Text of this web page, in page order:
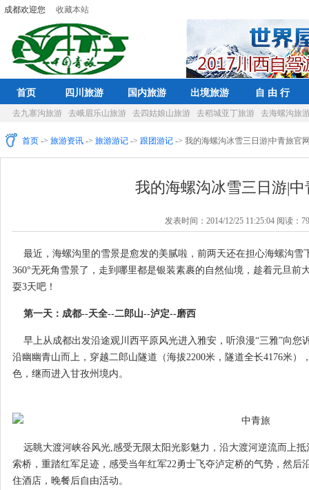
成都欢迎您 收藏本站
首页 四川旅游 国内旅游 出境旅游 自 由 行
去九寨沟旅游 去峨眉乐山旅游 去四姑娘山旅游 去稻城亚丁旅游 去海螺沟旅
首页 -> 旅游资讯 -> 旅游游记 -> 跟团游记 -> 我的海螺沟冰雪三日游|中青旅官
我的海螺沟冰雪三日游|
发表时间：2014/12/25 11:25:04 阅读：
最近，海螺沟里的雪景是愈发的美腻啦，前两天还在担心海螺沟雪
360°无死角雪景了，走到哪里都是银装素裹的自然仙境，趁着元旦前
耍3天吧！
第一天：成都--天全--二郎山--泸定--磨西
早上从成都出发沿途观川西平原风光进入雅安，听浪漫“三雅”向您
沿幽幽青山而上，穿越二郎山隧道（海拔2200米，隧道全长4176米）
色，继而进入甘孜州境内。
远眺大渡河峡谷风光,感受无限太阳光影魅力，沿大渡河逆流而上
索桥，重踏红军足迹，感受当年红军22勇士飞夺泸定桥的气势，然后
住酒店，晚餐后自由活动。